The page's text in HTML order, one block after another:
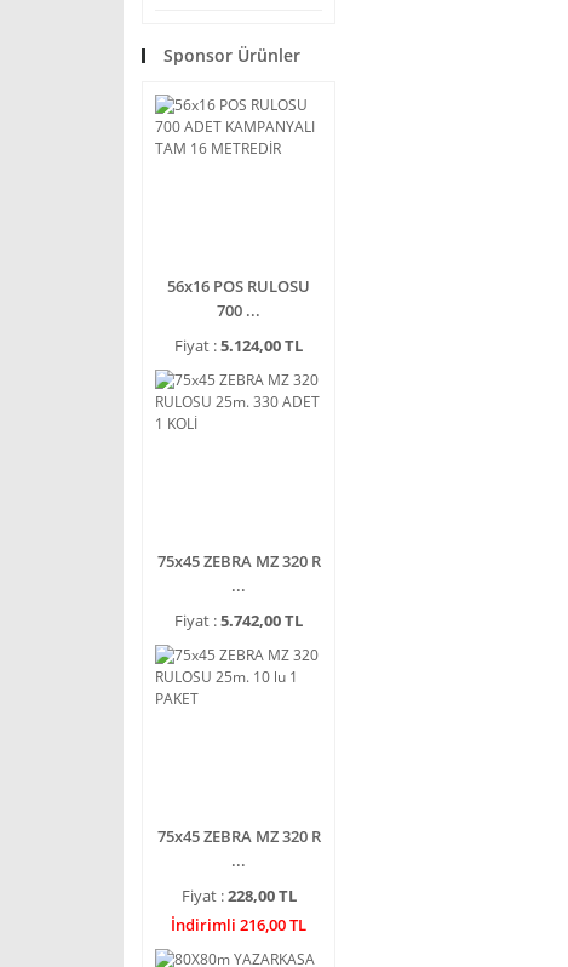
Sponsor Ürünler
56x16 POS RULOSU
700 ...
Fiyat :5.124,00 TL
75x45 ZEBRA MZ 320 R
...
Fiyat :5.742,00 TL
75x45 ZEBRA MZ 320 R
...
Fiyat :228,00 TL
İndirimli 216,00 TL